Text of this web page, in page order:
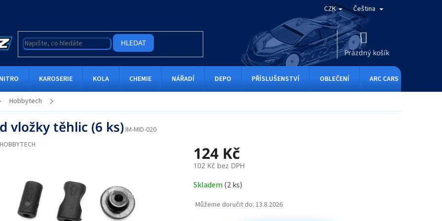
CZK Čeština
HLEDAT
KOŠÍK
Prázdný košík
NITRO KAROSERIE KOLA CHEMIE NÁŘADÍ DEPO PŘÍSLUŠENSTVÍ OBLEČENÍ ARC CARS
Hobbytech
vložky těhlic (6 ks)IM-MID-020
HOBBYTECH 124 Kč
102 Kč bez DPH
cena:
Skladem (2 ks)
Můžeme doručit do: 13.8.2026